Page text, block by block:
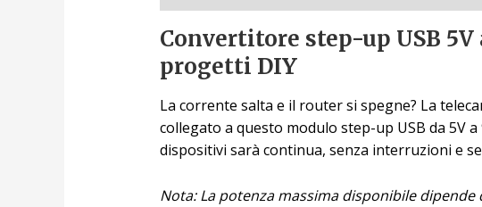
Convertitore step-up USB
progetti DIY
La corrente salta e il router si spegne? La
collegato a questo modulo step-up USB da 5V
dispositivi sarà continua, senza interruzioni e
Nota: La potenza massima disponibile